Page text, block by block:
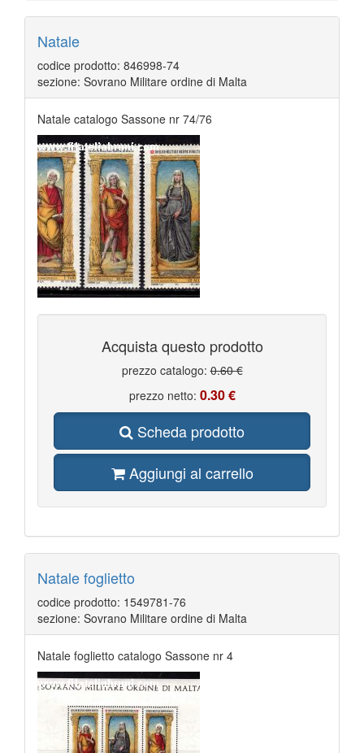
Natale
codice prodotto: 846998-74
sezione: Sovrano Militare ordine di Malta
Natale catalogo Sassone nr 74/76
Acquista questo prodotto
prezzo catalogo:0.60 €
prezzo netto: 0.30 €
Scheda prodotto
Aggiungi al carrello
Natale foglietto
codice prodotto: 1549781-76
sezione: Sovrano Militare ordine di Malta
Natale foglietto catalogo Sassone nr 4